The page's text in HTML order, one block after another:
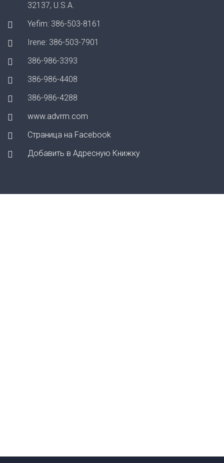
32137, U.S.A.
Yefim: 386-503-8161
Irene: 386-503-7901
386-986-3393
386-986-4408
386-986-4288
www.advrm.com
Страница на Facebook
Добавить в Адресную Книжку